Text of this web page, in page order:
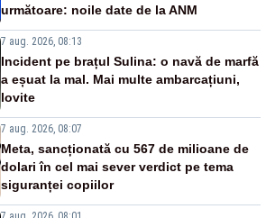
următoare: noile date de la ANM
7 aug. 2026, 08:13
Incident pe brațul Sulina: o navă de marfă
a eșuat la mal. Mai multe ambarcațiuni,
lovite
7 aug. 2026, 08:07
Meta, sancționată cu 567 de milioane de
dolari în cel mai sever verdict pe tema
siguranței copiilor